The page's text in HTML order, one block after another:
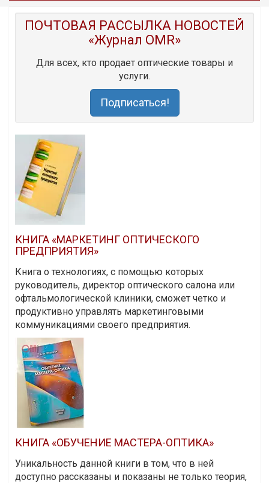
ПОЧТОВАЯ РАССЫЛКА НОВОСТЕЙ
«Журнал OMR»
Для всех, кто продает оптические товары и
услуги.
Подписаться!
КНИГА «МАРКЕТИНГ ОПТИЧЕСКОГО
ПРЕДПРИЯТИЯ»
Книга о технологиях, с помощью которых
руководитель, директор оптического салона или
офтальмологической клиники, сможет четко и
продуктивно управлять маркетинговыми
коммуникациями своего предприятия.
КНИГА «ОБУЧЕНИЕ МАСТЕРА-ОПТИКА»
Уникальность данной книги в том, что в ней
доступно рассказаны и показаны не только теория,